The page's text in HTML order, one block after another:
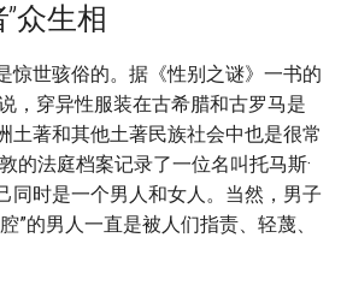
众生相
惊世骇俗的。据《性别之谜》一书的
，穿异性服装在古希腊和古罗马是
土著和其他土著民族社会中也是很常
的法庭档案记录了一位名叫托马斯·
同时是一个男人和女人。当然，男子
”的男人一直是被人们指责、轻蔑、